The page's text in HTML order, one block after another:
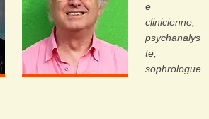
e
clinicienne,
psychanalys
te,
sophrologue